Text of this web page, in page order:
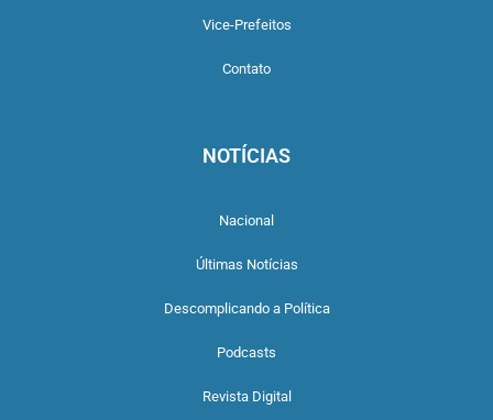
Vice-Prefeitos
Contato
NOTÍCIAS
Nacional
Últimas Notícias
Descomplicando a Política
Podcasts
Revista Digital